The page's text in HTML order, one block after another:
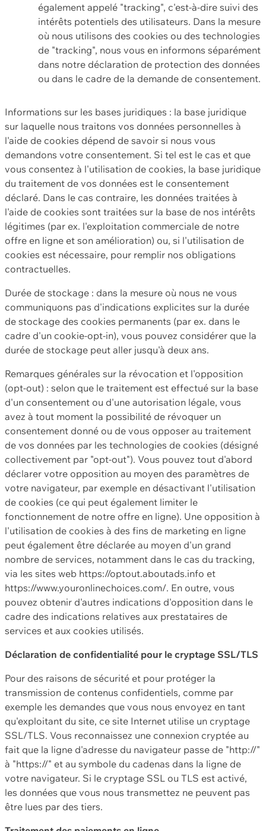
également appelé "tracking", c'est-à-dire suivi des
intérêts potentiels des utilisateurs. Dans la mesure
où nous utilisons des cookies ou des technologies
de "tracking", nous vous en informons séparément
dans notre déclaration de protection des données
ou dans le cadre de la demande de consentement.
Informations sur les bases juridiques : la base juridique
sur laquelle nous traitons vos données personnelles à
l'aide de cookies dépend de savoir si nous vous
demandons votre consentement. Si tel est le cas et que
vous consentez à l'utilisation de cookies, la base juridique
du traitement de vos données est le consentement
déclaré. Dans le cas contraire, les données traitées à
l'aide de cookies sont traitées sur la base de nos intérêts
légitimes (par ex. l'exploitation commerciale de notre
offre en ligne et son amélioration) ou, si l'utilisation de
cookies est nécessaire, pour remplir nos obligations
contractuelles.
Durée de stockage : dans la mesure où nous ne vous
communiquons pas d'indications explicites sur la durée
de stockage des cookies permanents (par ex. dans le
cadre d'un cookie-opt-in), vous pouvez considérer que la
durée de stockage peut aller jusqu'à deux ans.
Remarques générales sur la révocation et l'opposition
(opt-out) : selon que le traitement est effectué sur la base
d'un consentement ou d'une autorisation légale, vous
avez à tout moment la possibilité de révoquer un
consentement donné ou de vous opposer au traitement
de vos données par les technologies de cookies (désigné
collectivement par "opt-out"). Vous pouvez tout d'abord
déclarer votre opposition au moyen des paramètres de
votre navigateur, par exemple en désactivant l'utilisation
de cookies (ce qui peut également limiter le
fonctionnement de notre offre en ligne). Une opposition à
l'utilisation de cookies à des fins de marketing en ligne
peut également être déclarée au moyen d'un grand
nombre de services, notamment dans le cas du tracking,
via les sites web https://optout.aboutads.info et
https://www.youronlinechoices.com/. En outre, vous
pouvez obtenir d'autres indications d'opposition dans le
cadre des indications relatives aux prestataires de
services et aux cookies utilisés.
Déclaration de confidentialité pour le cryptage SSL/TLS
Pour des raisons de sécurité et pour protéger la
transmission de contenus confidentiels, comme par
exemple les demandes que vous nous envoyez en tant
qu'exploitant du site, ce site Internet utilise un cryptage
SSL/TLS. Vous reconnaissez une connexion cryptée au
fait que la ligne d'adresse du navigateur passe de "http://"
à "https://" et au symbole du cadenas dans la ligne de
votre navigateur. Si le cryptage SSL ou TLS est activé,
les données que vous nous transmettez ne peuvent pas
être lues par des tiers.